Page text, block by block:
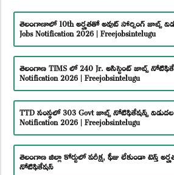
తెలంగాణాలో 10th అర్హతతో అవుట్ సోర్సింగ్ జాబ్స్
Jobs Notification 2026 | Freejobsintelugu
తెలంగాణ TIMS లో 240 Jr. అసిస్టెంట్ జాబ్స్
Notification 2026 | Freejobsintelugu
TTD సంస్థలో 303 Govt జాబ్స్ నోటిఫికేషన్స్ విడుదల
Notification 2026 | Freejobsintelugu
తెలంగాణ జిల్లా కోర్టులో పరీక్ష, ఫీజు లేకుండా టెన్త్
నోటిఫికేషన్